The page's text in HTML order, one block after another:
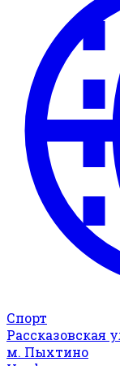
Спорт
Рассказовская
м. Пыхтино